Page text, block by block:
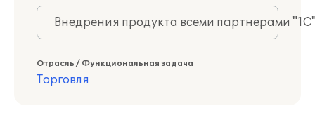
Внедрения продукта всеми партнерами
Отрасль / Функциональная задача
Торговля